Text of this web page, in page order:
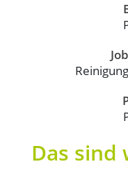
Das sind